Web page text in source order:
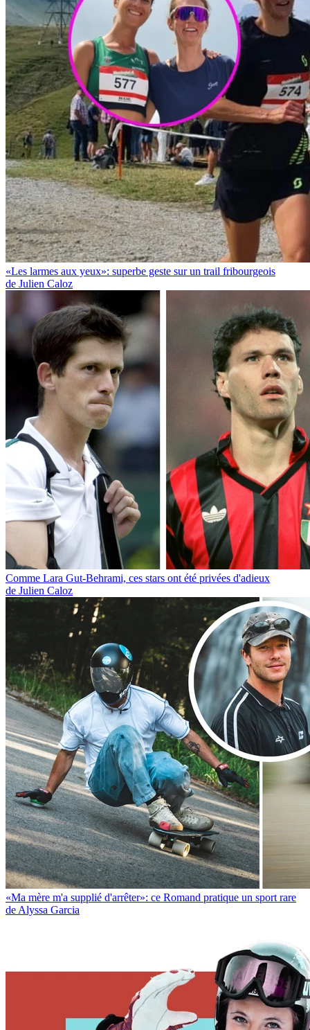
«Les larmes aux yeux»: superbe geste sur un trail fribourgeois
de Julien Caloz
Comme Lara Gut-Behrami, ces stars ont été privées d'adieux
de Julien Caloz
«Ma mère m'a supplié d'arrêter»: ce Romand pratique un sport rare
de Alyssa Garcia